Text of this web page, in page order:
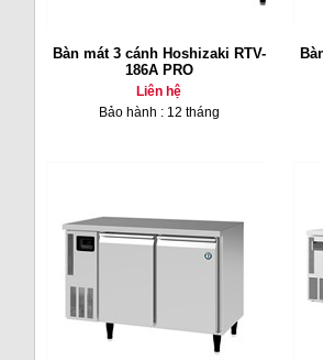
Bàn mát 3 cánh Hoshizaki RTV-
186A PRO
Liên hệ
Bảo hành : 12 tháng